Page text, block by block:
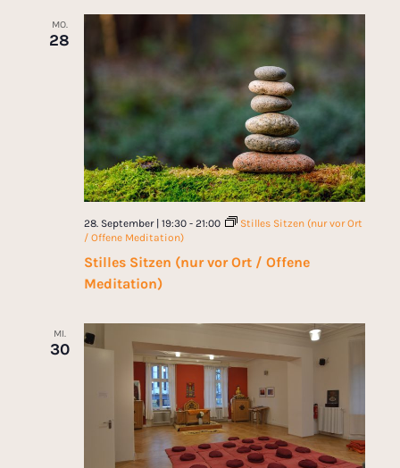
MO.
28
Stilles Sitzen (nur vor Ort / Offene
Meditation)
28. September | 19:30- 21:00
Stilles Sitzen (nur vor Ort
/ Offene Meditation)
MI.
30